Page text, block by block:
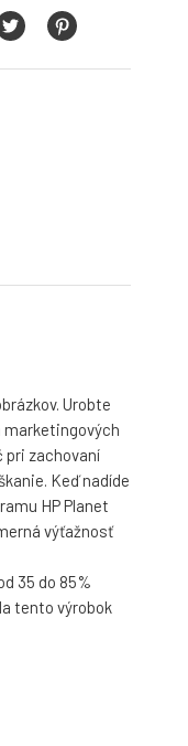
Urobte
marketingových
pri zachovaní
Keď nadíde
HP Planet
výťažnosť
35 do 85%
tento výrobok